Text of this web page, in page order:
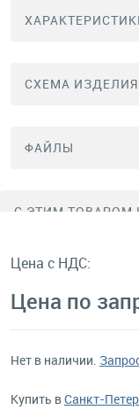
СХЕМА ИЗДЕЛИЯ
ФАЙЛЫ
C ЭТИМ ТОВАРОМ
Цена с НДС:
Цена по
Нет в наличии.
Купить вСанкт-